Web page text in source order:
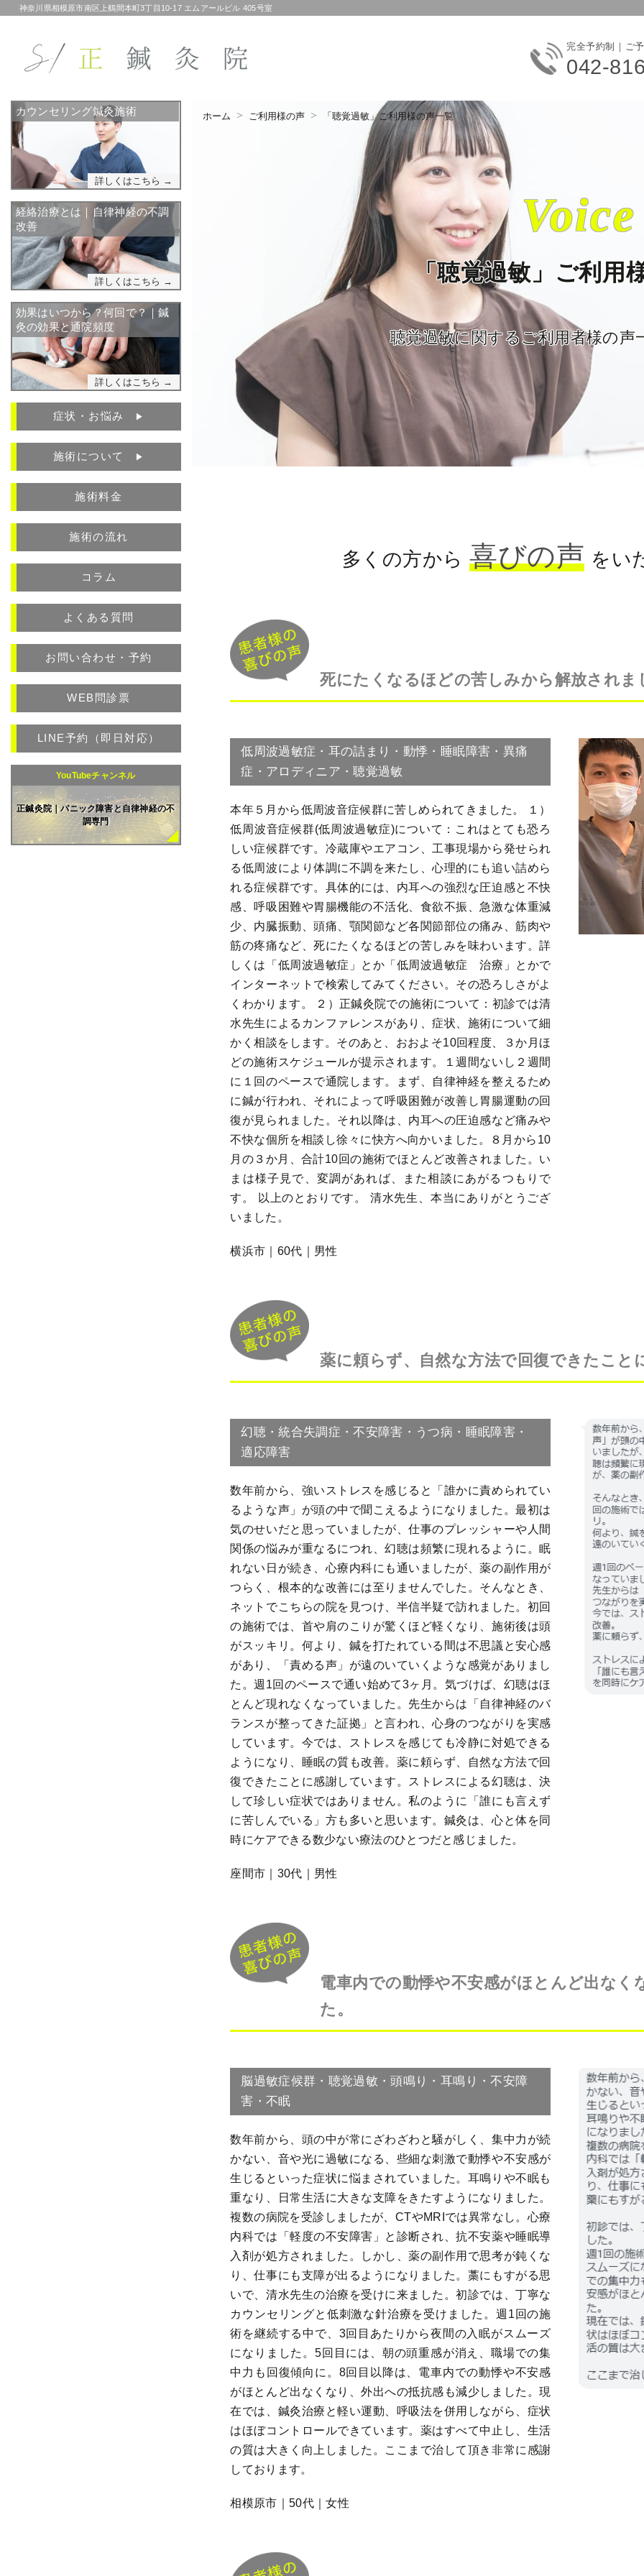
神奈川県相模原市南区上鶴間本町3丁目10-17 エムアールビル 405号室
完全予約制｜ご
042-
カウンセリング鍼灸施術
詳しくはこちら →
経絡治療とは｜自律神経の不調
改善
詳しくはこちら →
効果はいつから？何回で？｜鍼
灸の効果と通院頻度
詳しくはこちら →
症状・お悩み ▶︎
施術について ▶︎
施術料金
施術の流れ
コラム
よくある質問
お問い合わせ・予約
WEB問診票
LINE予約（即日対応）
YouTubeチャンネル
正鍼灸院｜パニック障害と自律神経の不
調専門
ホーム ご利用様の声 「聴覚過敏」ご利用様の声一覧
Voice
「聴覚過敏」ご利用
聴覚過敏に関するご利用者様の声
多くの方から喜びの声 をい
死にたくなるほどの苦しみから解放されま
低周波過敏症・耳の詰まり・動悸・睡眠障害・異痛
症・アロディニア・聴覚過敏
本年５月から低周波音症候群に苦しめられてきました。 １）
低周波音症候群(低周波過敏症)について：これはとても恐ろ
しい症候群です。冷蔵庫やエアコン、工事現場から発せられ
る低周波により体調に不調を来たし、心理的にも追い詰めら
れる症候群です。具体的には、内耳への強烈な圧迫感と不快
感、呼吸困難や胃腸機能の不活化、食欲不振、急激な体重減
少、内臓振動、頭痛、顎関節など各関節部位の痛み、筋肉や
筋の疼痛など、死にたくなるほどの苦しみを味わいます。詳
しくは「低周波過敏症」とか「低周波過敏症 治療」とかで
インターネットで検索してみてください。その恐ろしさがよ
くわかります。 ２）正鍼灸院での施術について：初診では清
水先生によるカンファレンスがあり、症状、施術について細
かく相談をします。そのあと、おおよそ10回程度、３か月ほ
どの施術スケジュールが提示されます。１週間ないし２週間
に１回のペースで通院します。まず、自律神経を整えるため
に鍼が行われ、それによって呼吸困難が改善し胃腸運動の回
復が見られました。それ以降は、内耳への圧迫感など痛みや
不快な個所を相談し徐々に快方へ向かいました。８月から10
月の３か月、合計10回の施術でほとんど改善されました。い
まは様子見で、変調があれば、また相談にあがるつもりで
す。 以上のとおりです。 清水先生、本当にありがとうござ
いました。
横浜市｜60代｜男性
薬に頼らず、自然な方法で回復できたこと
幻聴・統合失調症・不安障害・うつ病・睡眠障害・
適応障害
数年前から、強いストレスを感じると「誰かに責められてい
るような声」が頭の中で聞こえるようになりました。最初は
気のせいだと思っていましたが、仕事のプレッシャーや人間
関係の悩みが重なるにつれ、幻聴は頻繁に現れるように。眠
れない日が続き、心療内科にも通いましたが、薬の副作用が
つらく、根本的な改善には至りませんでした。そんなとき、
ネットでこちらの院を見つけ、半信半疑で訪れました。初回
の施術では、首や肩のこりが驚くほど軽くなり、施術後は頭
がスッキリ。何より、鍼を打たれている間は不思議と安心感
があり、「責める声」が遠のいていくような感覚がありまし
た。週1回のペースで通い始めて3ヶ月。気づけば、幻聴はほ
とんど現れなくなっていました。先生からは「自律神経のバ
ランスが整ってきた証拠」と言われ、心身のつながりを実感
しています。今では、ストレスを感じても冷静に対処できる
ようになり、睡眠の質も改善。薬に頼らず、自然な方法で回
復できたことに感謝しています。ストレスによる幻聴は、決
して珍しい症状ではありません。私のように「誰にも言えず
に苦しんでいる」方も多いと思います。鍼灸は、心と体を同
時にケアできる数少ない療法のひとつだと感じました。
座間市｜30代｜男性
電車内での動悸や不安感がほとんど出なく
た。
脳過敏症候群・聴覚過敏・頭鳴り・耳鳴り・不安障
害・不眠
数年前から、頭の中が常にざわざわと騒がしく、集中力が続
かない、音や光に過敏になる、些細な刺激で動悸や不安感が
生じるといった症状に悩まされていました。耳鳴りや不眠も
重なり、日常生活に大きな支障をきたすようになりました。
複数の病院を受診しましたが、CTやMRIでは異常なし。心療
内科では「軽度の不安障害」と診断され、抗不安薬や睡眠導
入剤が処方されました。しかし、薬の副作用で思考が鈍くな
り、仕事にも支障が出るようになりました。藁にもすがる思
いで、清水先生の治療を受けに来ました。初診では、丁寧な
カウンセリングと低刺激な針治療を受けました。週1回の施
術を継続する中で、3回目あたりから夜間の入眠がスムーズ
になりました。5回目には、朝の頭重感が消え、職場での集
中力も回復傾向に。8回目以降は、電車内での動悸や不安感
がほとんど出なくなり、外出への抵抗感も減少しました。現
在では、鍼灸治療と軽い運動、呼吸法を併用しながら、症状
はほぼコントロールできています。薬はすべて中止し、生活
の質は大きく向上しました。ここまで治して頂き非常に感謝
しております。
相模原市｜50代｜女性